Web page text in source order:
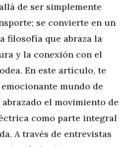
de ser simplemente
se convierte en un
filosofía que abraza la
y la conexión con el
En este artículo, te
mundo de
el movimiento de
como parte integral
A través de entrevistas